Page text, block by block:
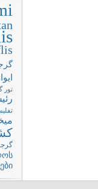
تور